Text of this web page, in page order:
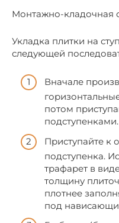
Монтажно-кладочная
Укладка плитки на
следующей
Вначале
потом
подступенками.
Приступайте к
подступенка.
трафарет в
толщину
плотнее
под